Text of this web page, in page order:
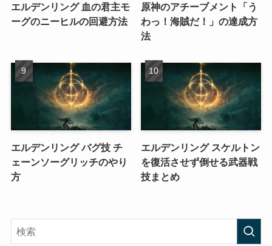
エルデンリング 血の君主モ
ーグのニーヒルの回避方法
原神のアチーブメント「う
わっ！海賊だ！」の達成方
法
エルデンリング バグ技 チ
ェーンソーグリッチのやり
方
エルデンリング スケルトン
を復活させず倒せる武器戦
技まとめ